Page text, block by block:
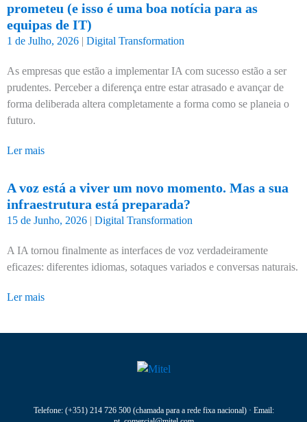
prometeu (e isso é uma boa notícia para as
equipas de IT)
1 de Julho, 2026 | Digital Transformation
As empresas que estão a implementar IA com sucesso estão a ser
prudentes. Perceber a diferença entre estar atrasado e avançar de
forma deliberada altera completamente a forma como se planeia o
futuro.
Ler mais
A voz está a viver um novo momento. Mas a sua
infraestrutura está preparada?
15 de Junho, 2026 | Digital Transformation
A IA tornou finalmente as interfaces de voz verdadeiramente
eficazes: diferentes idiomas, sotaques variados e conversas naturais.
Ler mais
Telefone: (+351) 214 726 500(chamada para a rede fixa nacional) · Email: